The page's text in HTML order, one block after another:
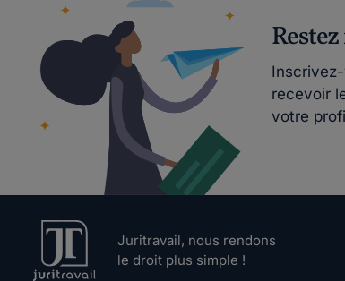
recevoir
votre
Juritravail, nous rendons
le droit plus simple !